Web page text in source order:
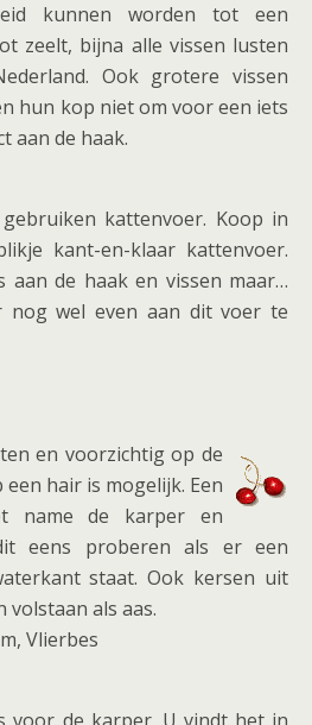
kunnen worden tot een
zeelt, bijna alle vissen lusten
Ook grotere vissen
hun kop niet om voor een iets
aan de haak.
kattenvoer. Koop in
kant-en-klaar kattenvoer.
aan de haak en vissen maar…
nog wel even aan dit voer te
en voorzichtig op de
hair is mogelijk. Een
name de karper en
eens proberen als er een
staat. Ook kersen uit
als aas.
Vlierbes